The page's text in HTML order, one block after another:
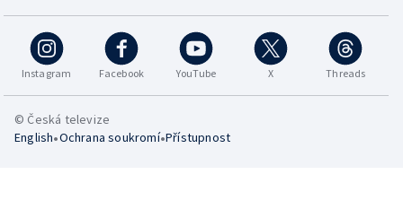
Instagram Facebook YouTube X Threads
© Česká televize
English•Ochrana soukromí•Přístupnost